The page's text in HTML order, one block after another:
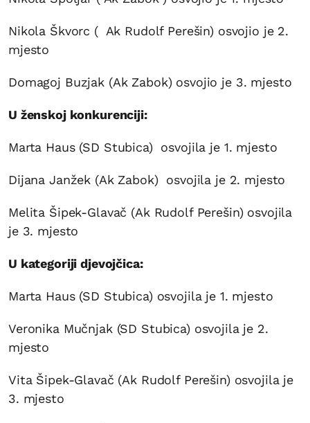
Nikola Škvorc ( Ak Rudolf Perešin) osvojio je 2.
mjesto
Domagoj Buzjak (Ak Zabok) osvojio je 3. mjesto
U ženskoj konkurenciji:
Marta Haus (SD Stubica) osvojila je 1. mjesto
Dijana Janžek (Ak Zabok) osvojila je 2. mjesto
Melita Šipek-Glavač (Ak Rudolf Perešin) osvojila
je 3. mjesto
U kategoriji djevojčica:
Marta Haus (SD Stubica) osvojila je 1. mjesto
Veronika Mučnjak (SD Stubica) osvojila je 2.
mjesto
Vita Šipek-Glavač (Ak Rudolf Perešin) osvojila je
3. mjesto